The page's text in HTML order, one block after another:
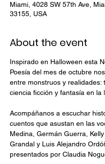
Miami, 4028 SW 57th Ave,
33155, USA
About the event
Inspirado en Halloween esta
Poesía del mes de octubre
entre monstruos y realidades:
ciencia ficción y fantasía en la
Acompáñanos a escuchar
cuentos que asustan en las
Medina, Germán Guerra,
Grandal y Luis Alejandro
presentados por Claudia